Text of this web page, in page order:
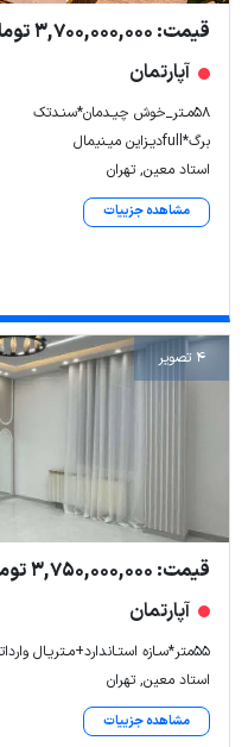
قیمت: 3,700,000,000 تومان
آپارتمان
58مـتر_خوش چیـدمان*سنـدتک
برگ*fullدیـزاین میـنیمال
استاد معین, تهران
مشاهده جزییات
4 تصویر
قیمت: 3,750,000,000 تومان
آپارتمان
55متر*سـازه استـاندارد+مـتریـال وارداتـی
استاد معین, تهران
مشاهده جزییات